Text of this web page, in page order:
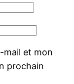
mail et mon
prochain